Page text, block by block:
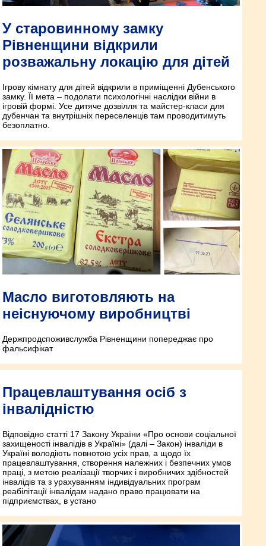
У старовинному замку
Рівненщини відкрили
розважальну локацію для дітей
Ігрову кімнату для дітей відкрили в приміщенні Дубенського
замку. Її мета – подолати психологічні наслідки війни в
ігровій формі. Усе дитяче дозвілля та майстер-класи для
дубенчан та внутрішніх переселенців там проводитимуть
безоплатно.
Масло виготовляють на
неіснуючому виробництві
Держпродспоживслужба Рівненщини попереджає про
фальсифікат
Працевлаштування осіб з
інвалідністю
Відповідно статті 17 Закону України «Про основи соціальної
захищеності інвалідів в Україні» (далі – Закон) інваліди в
Україні володіють повнотою усіх прав, а щодо їх
працевлаштування, створення належних і безпечних умов
праці, з метою реалізації творчих і виробничих здібностей
інвалідів та з урахуванням індивідуальних програм
реабілітації інвалідам надано право працювати на
підприємствах, в устано